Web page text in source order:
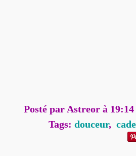
Posté par Astreor à 19:14
Tags: douceur,